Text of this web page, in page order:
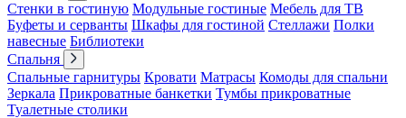
Стенки в гостиную Модульные гостиные Мебель для ТВ
Буфеты и серванты Шкафы для гостиной Стеллажи Полки
навесные Библиотеки
Спальня
Спальные гарнитуры Кровати Матрасы Комоды для спальни
Зеркала Прикроватные банкетки Тумбы прикроватные
Туалетные столики